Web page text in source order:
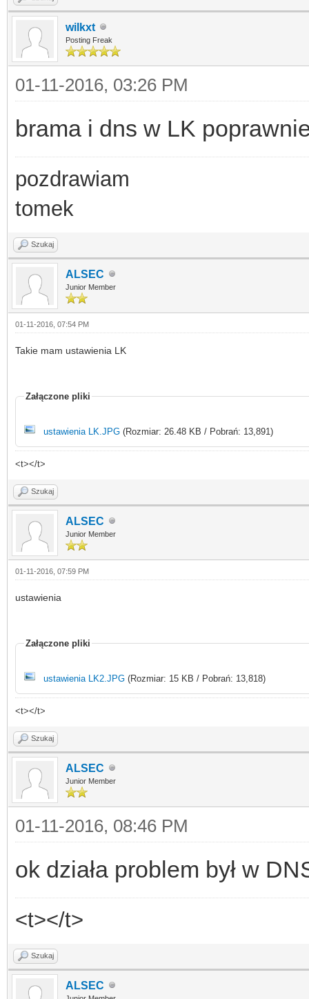
wilkxt
Posting Freak
01-11-2016, 03:26 PM
brama i dns w LK
pozdrawiam
tomek
Szukaj
ALSEC
Junior Member
01-11-2016, 07:54 PM
Takie mam ustawienia LK
Załączone pliki
ustawienia LK.JPG (Rozmiar: 26.48 KB / Pobrań: 13,891)
<t></t>
Szukaj
ALSEC
Junior Member
01-11-2016, 07:59 PM
ustawienia
Załączone pliki
ustawienia LK2.JPG (Rozmiar: 15 KB / Pobrań: 13,818)
<t></t>
Szukaj
ALSEC
Junior Member
01-11-2016, 08:46 PM
ok działa problem był w
<t></t>
Szukaj
ALSEC